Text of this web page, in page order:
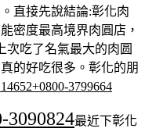
直接先說結論:彰化肉
密度最高境界肉圓店，
次吃了名氣最大的肉圆
的好吃很多。彰化的朋
最近下彰化